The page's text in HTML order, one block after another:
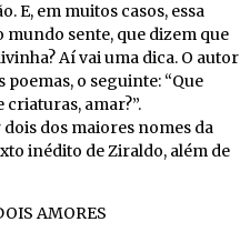
E, em muitos casos, essa
mundo sente, que dizem que
Aí vai uma dica. O autor
poemas, o seguinte: “Que
amar?”.
dos maiores nomes da
inédito de Ziraldo, além de
AMORES